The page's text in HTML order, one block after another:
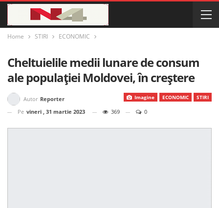
Home STIRI ECONOMIC
Cheltuielile medii lunare de consum
ale populației Moldovei, în creștere
Imagine ECONOMIC STIRI
Autor Reporter
Pe vineri , 31 martie 2023 369 0